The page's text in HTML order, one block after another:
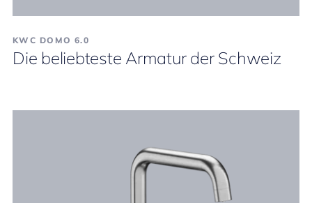
KWC DOMO 6.0
Die beliebteste Armatur der Schweiz